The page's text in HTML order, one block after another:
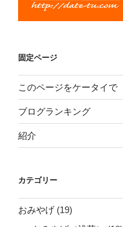
固定ページ
このページをケータイで
ブログランキング
紹介
カテゴリー
おみやげ (19)